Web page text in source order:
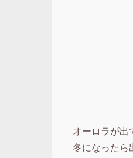
オーロラが出
冬になったら